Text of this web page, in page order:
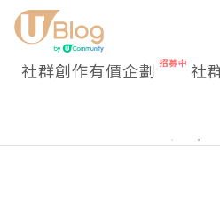
社群創作有價企劃 社